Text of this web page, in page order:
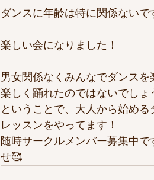
ダンスに年齢は特に関係ないで
楽しい会になりました！
男女関係なくみんなでダンス
楽しく踊れたのではないでしょ
ということで、大人から始め
レッスンをやってます！
随時サークルメンバー募集中
せ🥰